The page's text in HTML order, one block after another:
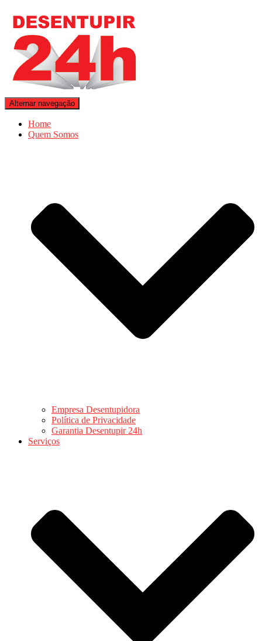
Alternar navegação
Home
Quem Somos
Empresa Desentupidora
Política de Privacidade
Garantia Desentupir 24h
Serviços